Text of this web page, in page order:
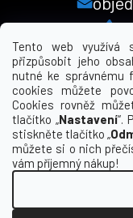
Tento web využívá
přizpůsobit jeho
nutné ke správnému
cookies můžete
Cookies rovněž
tlačítko „Nastavení“.
stiskněte tlačítko „
můžete si o nich
vám příjemný nákup!
MENU
INFORMACE PRO VÁS
KDE NÁS NAJDETE